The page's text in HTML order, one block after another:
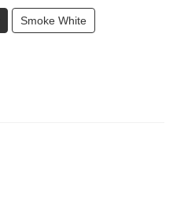
Smoke White